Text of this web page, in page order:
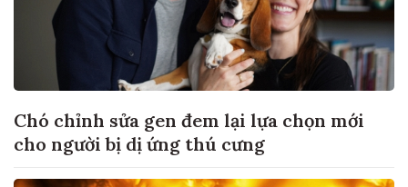
Chó chỉnh sửa gen đem lại lựa chọn mới
cho người bị dị ứng thú cưng